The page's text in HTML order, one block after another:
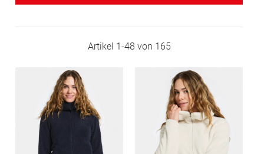
Artikel 1-48 von 165